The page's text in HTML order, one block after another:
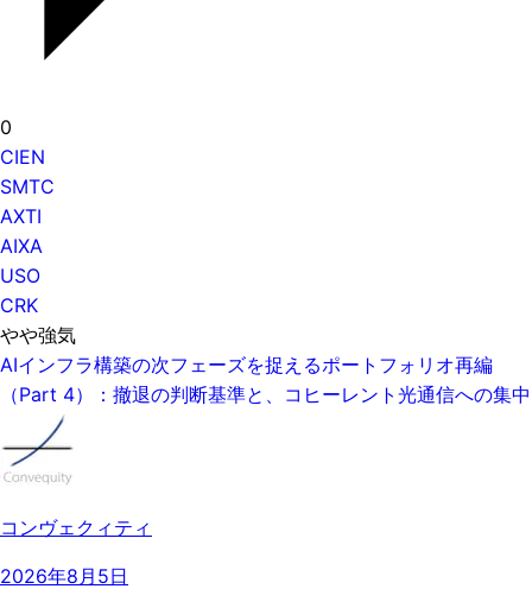
0
CIEN
SMTC
AXTI
AIXA
USO
CRK
やや強気
AIインフラ構築の次フェーズを捉えるポートフォリオ再編
（Part 4）：撤退の判断基準と、コヒーレント光通信への集中
コンヴェクィティ
2026年8月5日